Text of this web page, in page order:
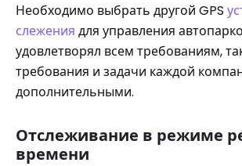
Необходимо выбрать другой GPS
слежения для управления
удовлетворял всем требованиям,
требования и задачи каждой
дополнительными.
Отслеживание в режиме
времени